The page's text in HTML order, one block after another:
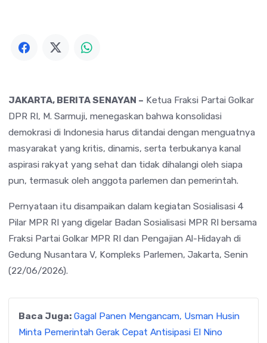
JAKARTA, BERITA SENAYAN – Ketua Fraksi Partai Golkar
DPR RI, M. Sarmuji, menegaskan bahwa konsolidasi
demokrasi di Indonesia harus ditandai dengan menguatnya
masyarakat yang kritis, dinamis, serta terbukanya kanal
aspirasi rakyat yang sehat dan tidak dihalangi oleh siapa
pun, termasuk oleh anggota parlemen dan pemerintah.
Pernyataan itu disampaikan dalam kegiatan Sosialisasi 4
Pilar MPR RI yang digelar Badan Sosialisasi MPR RI bersama
Fraksi Partai Golkar MPR RI dan Pengajian Al-Hidayah di
Gedung Nusantara V, Kompleks Parlemen, Jakarta, Senin
(22/06/2026).
Baca Juga: Gagal Panen Mengancam, Usman Husin
Minta Pemerintah Gerak Cepat Antisipasi El Nino